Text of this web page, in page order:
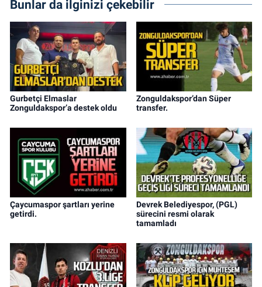
Bunlar da ilginizi çekebilir
Gurbetçi Elmaslar
Zonguldakspor’a destek oldu
Zonguldakspor’dan Süper
transfer.
Çaycumaspor şartları yerine
getirdi.
Devrek Belediyespor, (PGL)
sürecini resmi olarak
tamamladı